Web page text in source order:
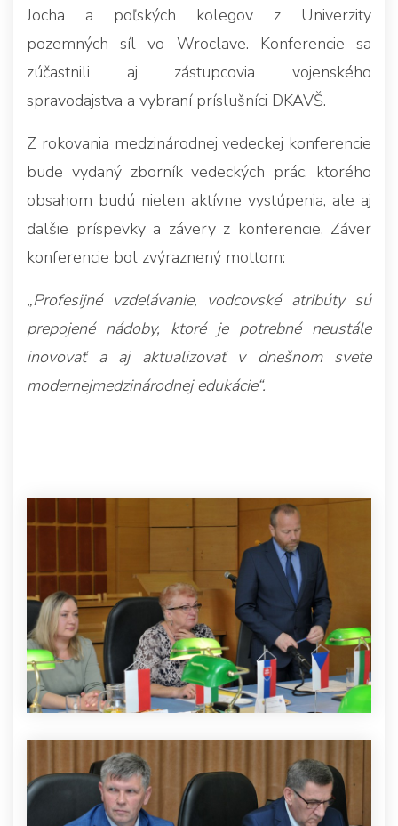
Jocha a poľských kolegov z Univerzity
pozemných síl vo Wroclave. Konferencie sa
zúčastnili aj zástupcovia vojenského
spravodajstva a vybraní príslušníci DKAVŠ.
Z rokovania medzinárodnej vedeckej konferencie
bude vydaný zborník vedeckých prác, ktorého
obsahom budú nielen aktívne vystúpenia, ale aj
ďalšie príspevky a závery z konferencie. Záver
konferencie bol zvýraznený mottom:
„Profesijné vzdelávanie, vodcovské atribúty sú
prepojené nádoby, ktoré je potrebné neustále
inovovať a aj aktualizovať v dnešnom svete
modernejmedzinárodnej edukácie“.